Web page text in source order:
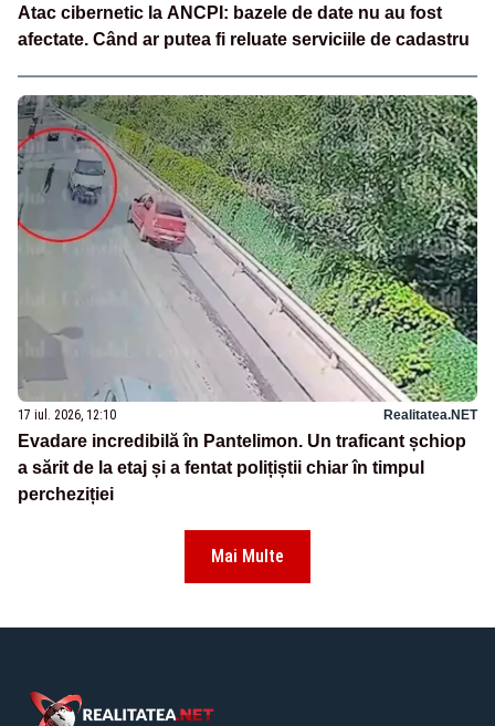
Atac cibernetic la ANCPI: bazele de date nu au fost
afectate. Când ar putea fi reluate serviciile de cadastru
17 iul. 2026, 12:10 Realitatea.NET
Evadare incredibilă în Pantelimon. Un traficant șchiop
a sărit de la etaj și a fentat polițiștii chiar în timpul
percheziției
Mai Multe